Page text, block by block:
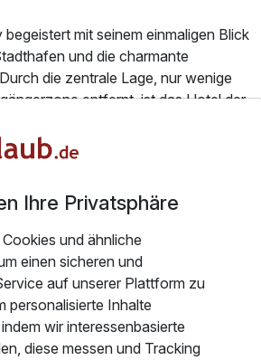
mit seinem einmaligen Blick
und die charmante
die zentrale Lage, nur wenige
entfernt, ist das Hotel der
engen Gassen der Altstadt,
Backsteinarchitektur oder
Ausflug nach Warnemünde oder
am Meer.
Sie das Restaurant KAI40 mit
Gerichten und saisonalen
Ihre Privatsphäre
und ähnliche
einen sicheren und
auf unserer Plattform zu
personalisierte Inhalte
wir interessenbasierte
diese messen und Tracking